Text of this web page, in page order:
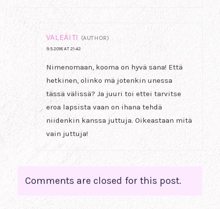
VALEÄITI (AUTHOR)
9.5.2018 AT 21:42
Nimenomaan, kooma on hyvä sana! Että
hetkinen, olinko mä jotenkin unessa
tässä välissä? Ja juuri toi ettei tarvitse
eroa lapsista vaan on ihana tehdä
niidenkin kanssa juttuja. Oikeastaan mitä
vain juttuja!
Comments are closed for this post.